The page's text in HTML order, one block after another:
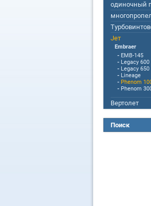
одиночный
Jет
Embraer
- EMB-145
- Legacy 600
- Legacy 650
- Lineage
- Phenom
- Phenom
Вертолет
Поиск